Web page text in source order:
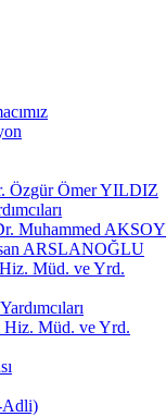
Özgür Ömer YILDIZ
Muhammed AKSOY
ARSLANOĞLU
Müd. ve Yrd.
Hiz. Müd. ve Yrd.
Adli)